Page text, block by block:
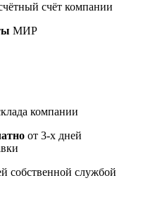
счёт компании
МИР
компании
от 3-х дней
собственной службой